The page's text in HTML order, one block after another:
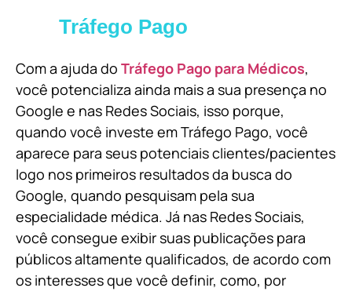
Tráfego Pago
Com a ajuda do Tráfego Pago para Médicos,
você potencializa ainda mais a sua presença no
Google e nas Redes Sociais, isso porque,
quando você investe em Tráfego Pago, você
aparece para seus potenciais clientes/pacientes
logo nos primeiros resultados da busca do
Google, quando pesquisam pela sua
especialidade médica. Já nas Redes Sociais,
você consegue exibir suas publicações para
públicos altamente qualificados, de acordo com
os interesses que você definir, como, por